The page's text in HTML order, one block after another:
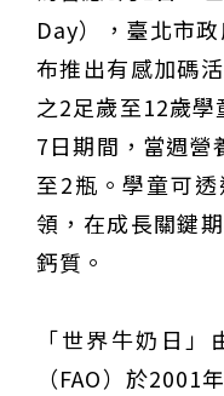
跨海義診13年
Day），臺北市
布推出有感加碼
之2足歲至12歲
7日期間，當週營
至2瓶。學童可
領，在成長關鍵
鈣質。
「世界牛奶日
（FAO）於2001